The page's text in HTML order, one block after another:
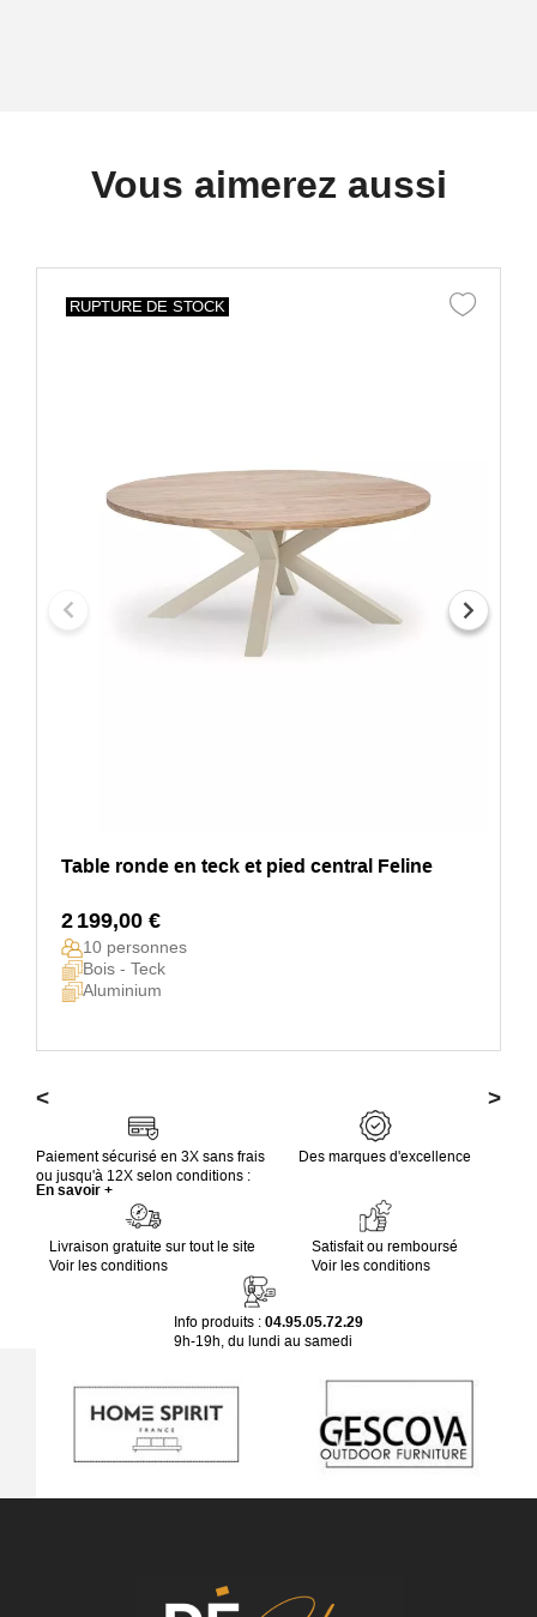
Vous aimerez aussi
RUPTURE DE STOCK
Table ronde en teck et pied central Feline
2 199,00 €
10 personnes
Bois - Teck
Aluminium
< >
Paiement sécurisé en 3X sans frais
ou jusqu'à 12X selon conditions :
En savoir +
Des marques d'excellence
Livraison gratuite sur tout le site
Voir les conditions
Satisfait ou remboursé
Voir les conditions
Info produits : 04.95.05.72.29
9h-19h, du lundi au samedi